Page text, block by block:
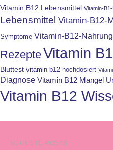
Vitamin B12 Lebensmittel Vitamin-
Lebensmittel Vitamin-B12-
Symptome Vitamin-B12-
RezepteVitamin
Bluttest vitamin b12 hochdosiert
Diagnose Vitamin B12 Mangel
Vitamin B12
NEUESTE POSTS